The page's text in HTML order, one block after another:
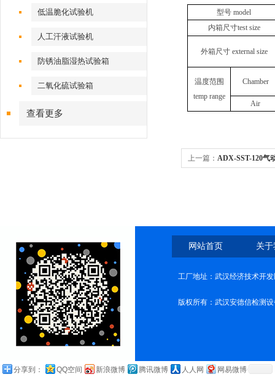
低温脆化试验机
人工汗液试验机
防锈油脂湿热试验箱
二氧化硫试验箱
查看更多
型号 model
内箱尺寸test size
外箱尺寸 external size
温度范围
temp range
Chamber
Air
上一篇： ADX-SST-120气
网站首页 关
工厂地址：武汉经济技术开
版权所有：武汉安德信检测
分享到： QQ空间 新浪微博 腾讯微博 人人网 网易微博